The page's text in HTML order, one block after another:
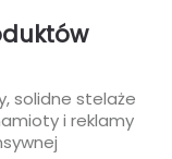
solidne stelaże
i reklamy